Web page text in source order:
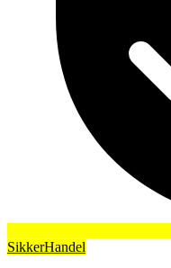
SikkerHandel